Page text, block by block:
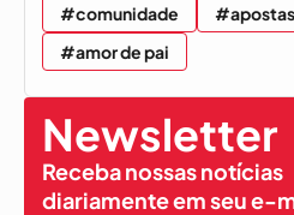
#comunidade #apostas
#amor de pai
Newsletter
Receba nossas notícias
diariamente em seu e-